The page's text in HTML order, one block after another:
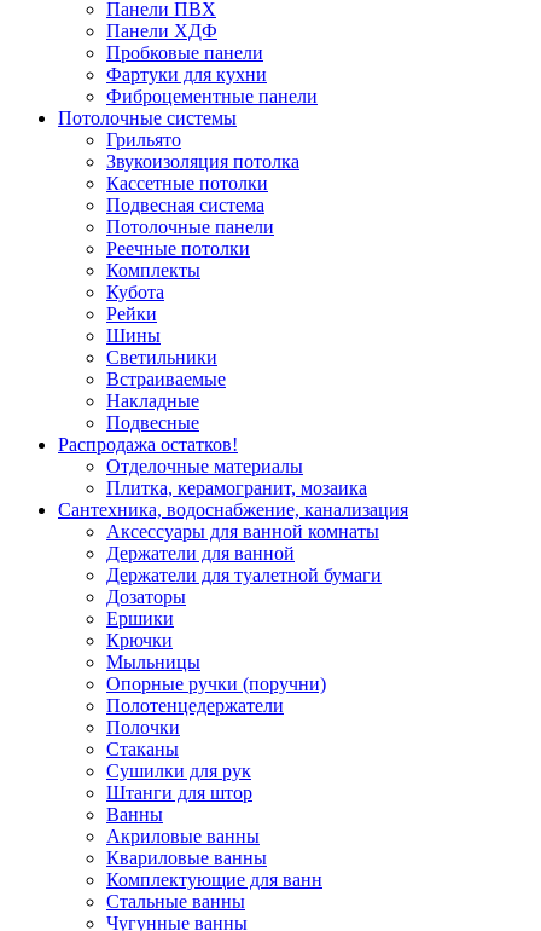
Панели ПВХ
Панели ХДФ
Пробковые панели
Фартуки для кухни
Фиброцементные панели
Потолочные системы
Грильято
Звукоизоляция потолка
Кассетные потолки
Подвесная система
Потолочные панели
Реечные потолки
Комплекты
Кубота
Рейки
Шины
Светильники
Встраиваемые
Накладные
Подвесные
Распродажа остатков!
Отделочные материалы
Плитка, керамогранит, мозаика
Сантехника, водоснабжение, канализация
Аксессуары для ванной комнаты
Держатели для ванной
Держатели для туалетной бумаги
Дозаторы
Ершики
Крючки
Мыльницы
Опорные ручки (поручни)
Полотенцедержатели
Полочки
Стаканы
Сушилки для рук
Штанги для штор
Ванны
Акриловые ванны
Квариловые ванны
Комплектующие для ванн
Стальные ванны
Чугунные ванны